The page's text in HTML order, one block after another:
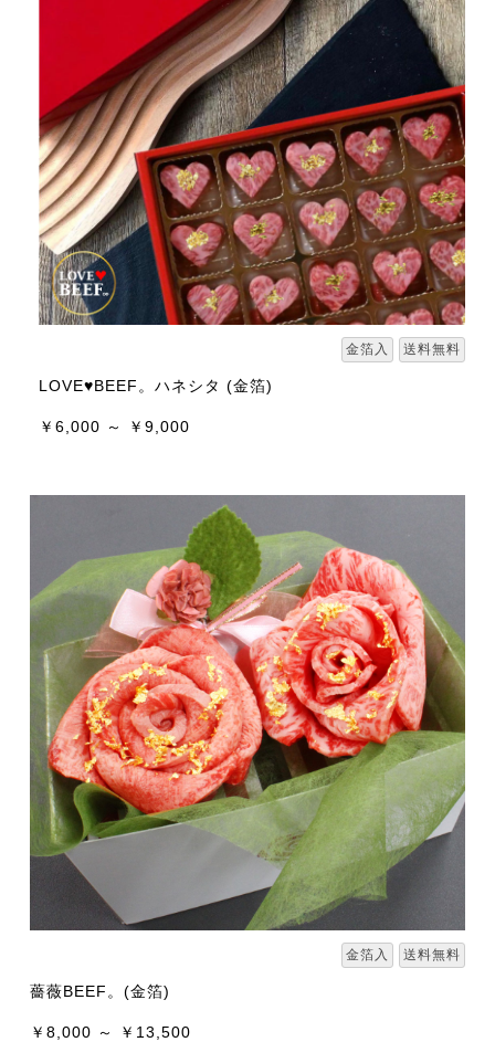
金箔入 送料無料
LOVE♥BEEF。ハネシタ (金箔)
￥6,000 ～ ￥9,000
金箔入 送料無料
薔薇BEEF。(金箔)
￥8,000 ～ ￥13,500